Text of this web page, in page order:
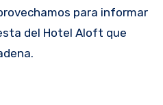
para informar
del Hotel Aloft que